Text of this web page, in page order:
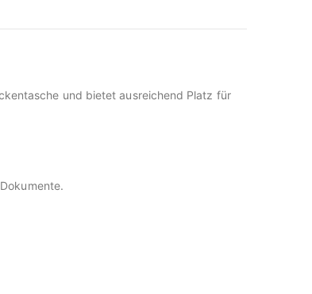
und bietet ausreichend Platz für